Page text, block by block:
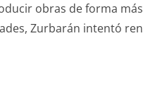
obras de forma
Zurbarán intentó